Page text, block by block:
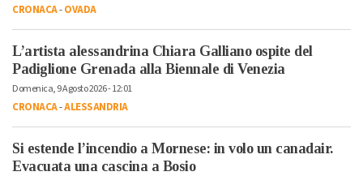
CRONACA-OVADA
L’artista alessandrina Chiara Galliano ospite del
Padiglione Grenada alla Biennale di Venezia
Domenica, 9 Agosto 2026 - 12:01
CRONACA-ALESSANDRIA
Si estende l’incendio a Mornese: in volo un canadair.
Evacuata una cascina a Bosio